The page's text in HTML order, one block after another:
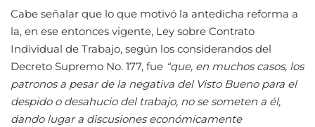
Cabe señalar que lo que motivó la antedicha reforma a
la, en ese entonces vigente, Ley sobre Contrato
Individual de Trabajo, según los considerandos del
Decreto Supremo No. 177, fue “que, en muchos casos, los
patronos a pesar de la negativa del Visto Bueno para el
despido o desahucio del trabajo, no se someten a él,
dando lugar a discusiones económicamente